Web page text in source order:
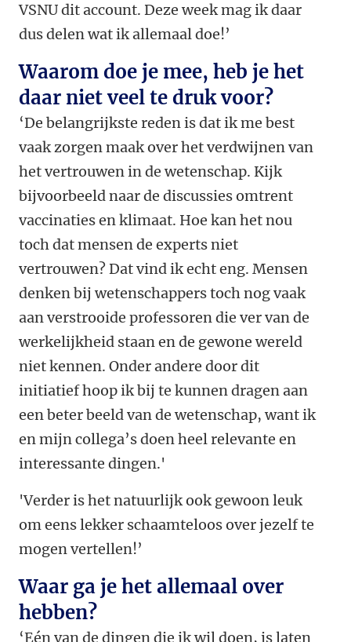
VSNU dit account. Deze week mag ik daar
dus delen wat ik allemaal doe!’
Waarom doe je mee, heb je het
daar niet veel te druk voor?
‘De belangrijkste reden is dat ik me best
vaak zorgen maak over het verdwijnen van
het vertrouwen in de wetenschap. Kijk
bijvoorbeeld naar de discussies omtrent
vaccinaties en klimaat. Hoe kan het nou
toch dat mensen de experts niet
vertrouwen? Dat vind ik echt eng. Mensen
denken bij wetenschappers toch nog vaak
aan verstrooide professoren die ver van de
werkelijkheid staan en de gewone wereld
niet kennen. Onder andere door dit
initiatief hoop ik bij te kunnen dragen aan
een beter beeld van de wetenschap, want ik
en mijn collega’s doen heel relevante en
interessante dingen.'
'Verder is het natuurlijk ook gewoon leuk
om eens lekker schaamteloos over jezelf te
mogen vertellen!’
Waar ga je het allemaal over
hebben?
‘Eén van de dingen die ik wil doen, is laten